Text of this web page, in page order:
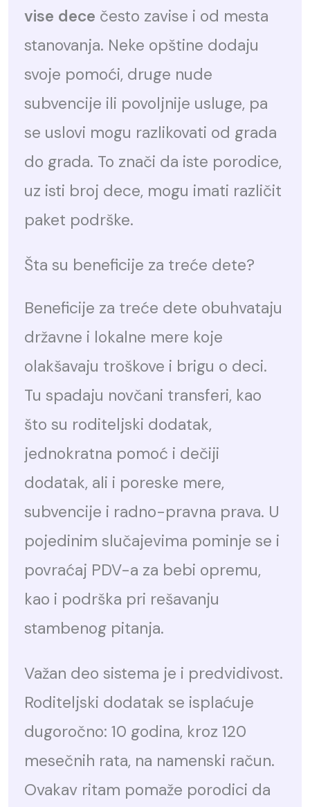
vise dece često zavise i od mesta
stanovanja. Neke opštine dodaju
svoje pomoći, druge nude
subvencije ili povoljnije usluge, pa
se uslovi mogu razlikovati od grada
do grada. To znači da iste porodice,
uz isti broj dece, mogu imati različit
paket podrške.
Šta su beneficije za treće dete?
Beneficije za treće dete obuhvataju
državne i lokalne mere koje
olakšavaju troškove i brigu o deci.
Tu spadaju novčani transferi, kao
što su roditeljski dodatak,
jednokratna pomoć i dečiji
dodatak, ali i poreske mere,
subvencije i radno-pravna prava. U
pojedinim slučajevima pominje se i
povraćaj PDV-a za bebi opremu,
kao i podrška pri rešavanju
stambenog pitanja.
Važan deo sistema je i predvidivost.
Roditeljski dodatak se isplaćuje
dugoročno: 10 godina, kroz 120
mesečnih rata, na namenski račun.
Ovakav ritam pomaže porodici da